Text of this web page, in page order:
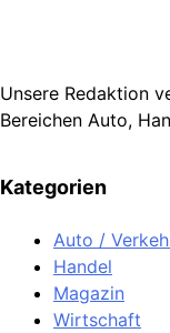
Unsere Redaktion
Bereichen Auto,
Kategorien
Auto /
Handel
Magazin
Wirtschaft